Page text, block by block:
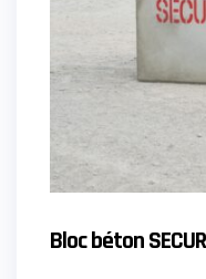
Bloc béton